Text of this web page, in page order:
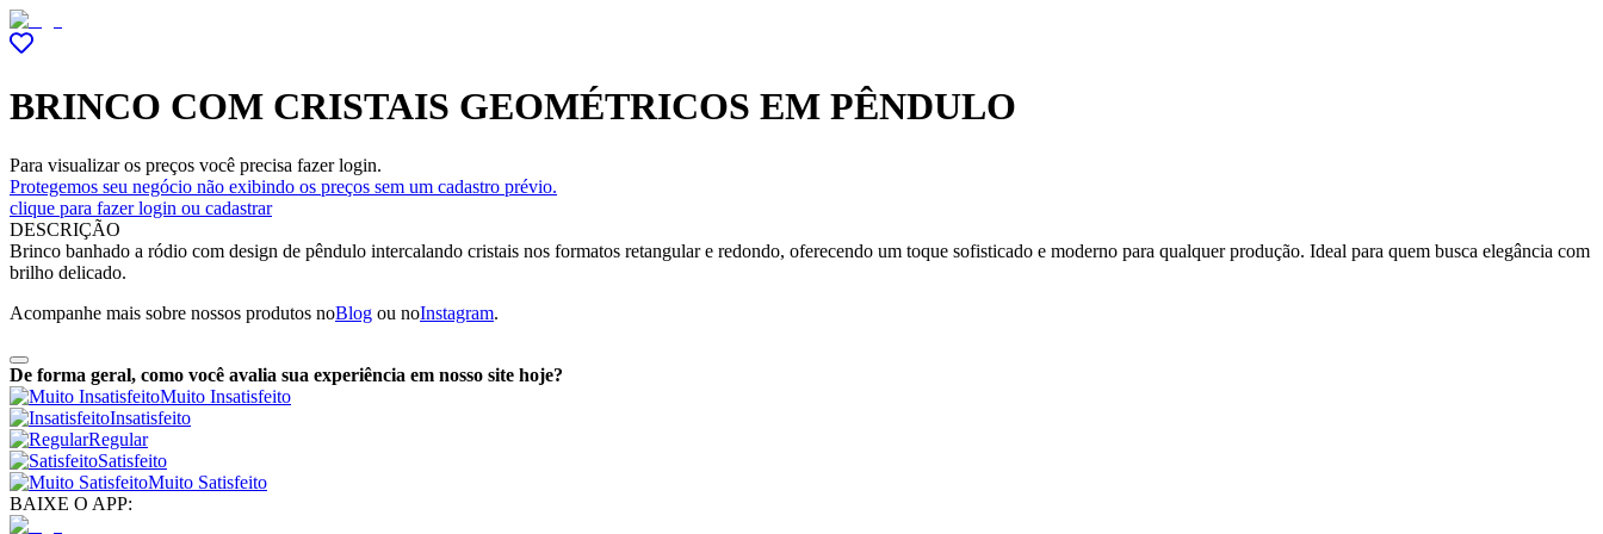
BRINCO COM CRISTAIS GEOMÉTRICOS EM PÊNDULO
Para visualizar os preços você precisa fazer login.
Protegemos seu negócio não exibindo os preços sem um cadastro prévio.
clique para fazer login ou cadastrar
DESCRIÇÃO
Brinco banhado a ródio com design de pêndulo intercalando cristais nos formatos retangular e redondo, oferecendo um toque sofisticado e moderno para qualquer produção. Ideal para quem busca elegância com
brilho delicado.
Acompanhe mais sobre nossos produtos noBlog ou noInstagram.
De forma geral, como você avalia sua experiência em nosso site hoje?
Muito Insatisfeito
Insatisfeito
Regular
Satisfeito
Muito Satisfeito
BAIXE O APP: